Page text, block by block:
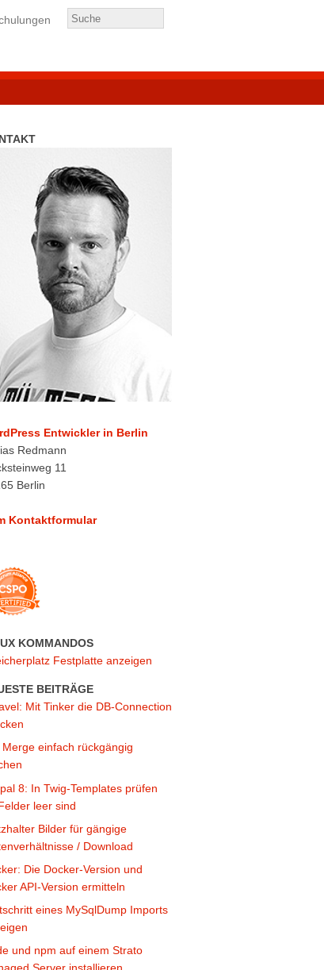
Entwickler in Berlin
Redmann
11
Berlin
Kontaktformular
KOMMANDOS
Festplatte anzeigen
BEITRÄGE
Mit Tinker die DB-Connection
Merge einfach rückgängig
8: In Twig-Templates prüfen
leer sind
Bilder für gängige
/ Download
Die Docker-Version und
API-Version ermitteln
eines MySqlDump Imports
und npm auf einem Strato